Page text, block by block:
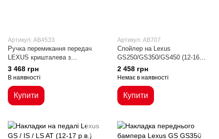
Артикул: AB4533
Ручка перемикання передач
LEXUS кришталева з
оригінальним лого, під карбон
3 468 грн
В наявності
Купити
Артикул: AB707
Спойлер на Lexus
GS250/GS350/GS450 (12-16
р.в.)
2 458 грн
Немає в наявності
Купити